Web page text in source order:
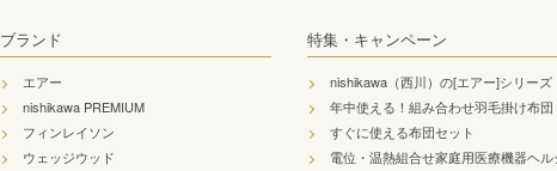
ブランド
エアー
nishikawa PREMIUM
フィンレイソン
ウェッジウッド
特集・キャンペーン
nishikawa（西川）の[エアー]シリーズ
年中使える！組み合わせ羽毛掛け布団
すぐに使える布団セット
電位・温熱組合せ家庭用医療機器ヘル